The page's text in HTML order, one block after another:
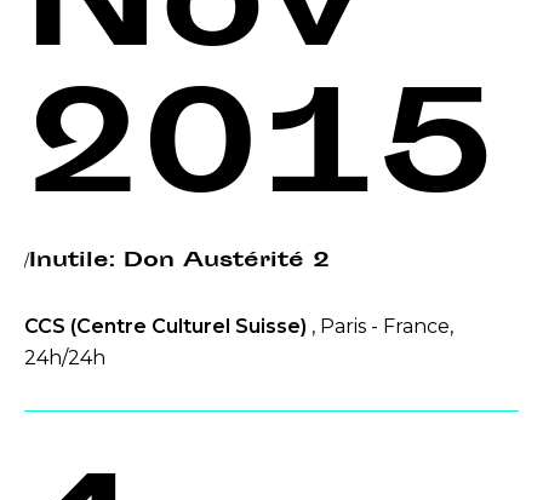
2015
/Inutile: Don Austérité 2
CCS (Centre Culturel Suisse) , Paris - France,
24h/24h